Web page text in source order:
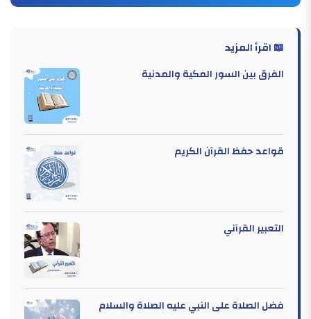
📖 اقرأ المزيد
الفرق بين السور المكية والمدنية
قواعد حفظ القرآن الكريم
التعبير القرآني
فضل الصلاة على النبي عليه الصلاة والسلام